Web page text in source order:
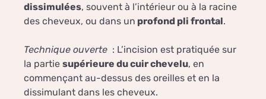
dissimulées, souvent à l’intérieur ou à la racine
des cheveux, ou dans un profond pli frontal.
Technique ouverte : L’incision est pratiquée sur
la partie supérieure du cuir chevelu, en
commençant au-dessus des oreilles et en la
dissimulant dans les cheveux.